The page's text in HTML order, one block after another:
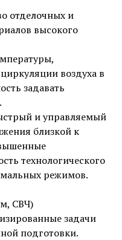
отделочных и
высокого
воздуха в
задавать
и управляемый
близкой к
технологического
режимов.
СВЧ)
задачи
подготовки.